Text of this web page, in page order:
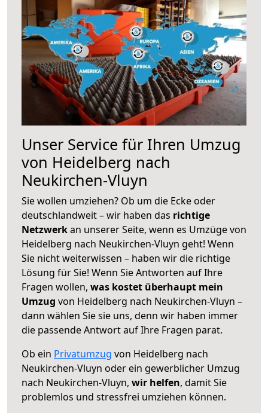
Unser Service für Ihren Umzug
von Heidelberg nach
Neukirchen-Vluyn
Sie wollen umziehen? Ob um die Ecke oder
deutschlandweit – wir haben das richtige
Netzwerkan unserer Seite, wenn es Umzüge von
Heidelberg nach Neukirchen-Vluyn geht! Wenn
Sie nicht weiterwissen – haben wir die richtige
Lösung für Sie! Wenn Sie Antworten auf Ihre
Fragen wollen, was kostet überhaupt mein
Umzug von Heidelberg nach Neukirchen-Vluyn –
dann wählen Sie sie uns, denn wir haben immer
die passende Antwort auf Ihre Fragen parat.
Ob ein Privatumzug von Heidelberg nach
Neukirchen-Vluyn oder ein gewerblicher Umzug
nach Neukirchen-Vluyn, wir helfen, damit Sie
problemlos und stressfrei umziehen können.